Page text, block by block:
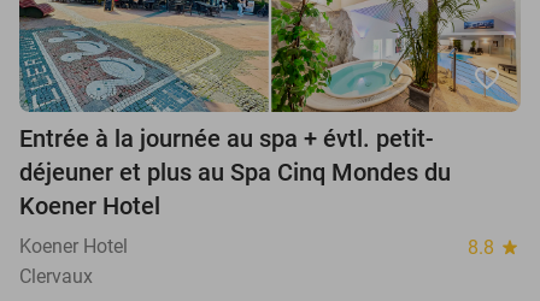
favorite_border
Entrée à la journée au spa + évtl. petit-
déjeuner et plus au Spa Cinq Mondes du
Koener Hotel
Koener Hotel 8.8 star
Clervaux